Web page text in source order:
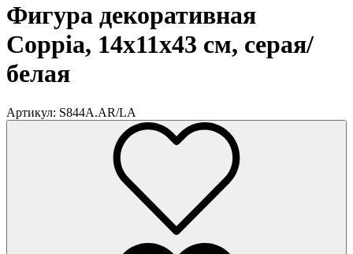
Фигура декоративная
Coppia, 14x11x43 см, серая/
белая
Артикул: S844A.AR/LA